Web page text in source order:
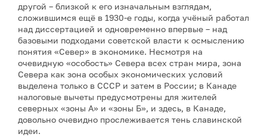
другой – близкой к его изначальным взглядам,
сложившимся ещё в 1930-е годы, когда учёный работал
над диссертацией и одновременно впервые – над
базовыми подходами советской власти к осмыслению
понятия «Север» в экономике. Несмотря на
очевидную «особость» Севера всех стран мира, зона
Севера как зона особых экономических условий
выделена только в СССР и затем в России; в Канаде
налоговые вычеты предусмотрены для жителей
северных «зоны А» и «зоны Б», и здесь, в Канаде,
довольно очевидно прослеживается тень славинской
идеи.